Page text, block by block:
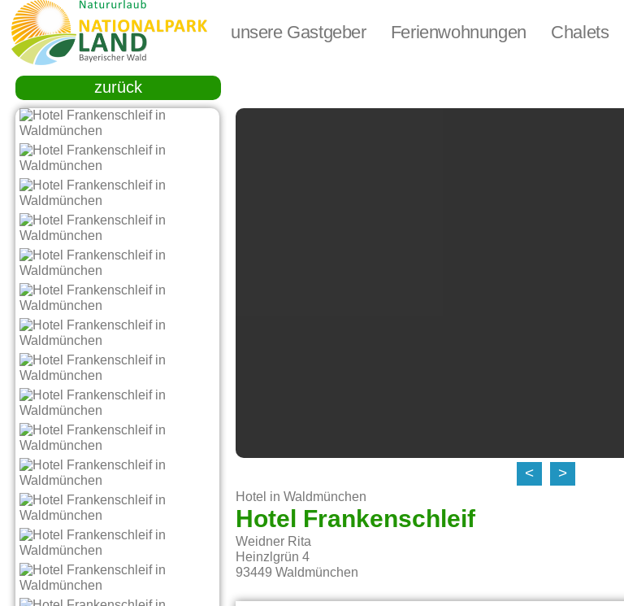
unsere Gastgeber Ferienwohnungen Chalets
zurück
< >
Hotel in Waldmünchen
Hotel Frankenschleif
Weidner Rita
Heinzlgrün 4
93449 Waldmünchen